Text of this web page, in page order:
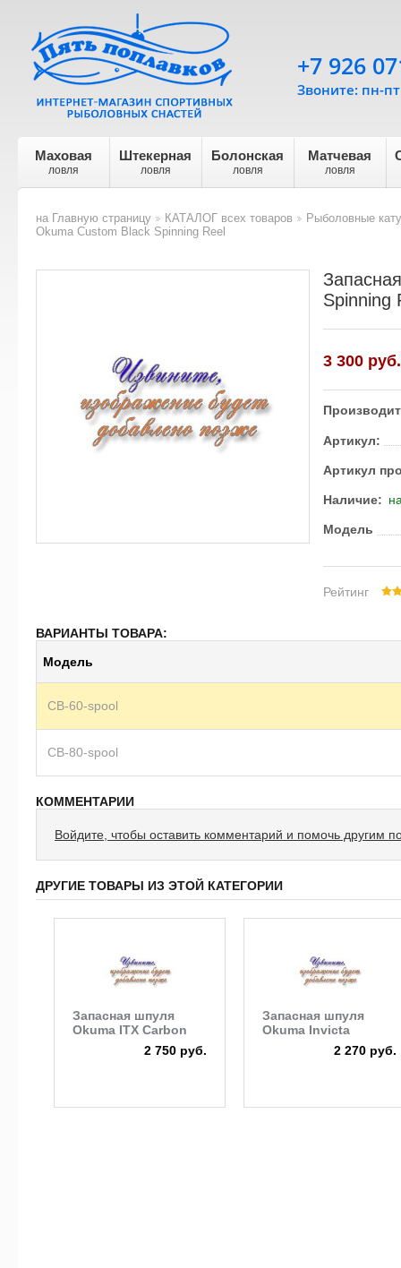
Маховая
ловля
Штекерная
ловля
Болонская
ловля
Матчевая
ловля
+7 926
Звоните: пн-
на Главную страницу
>
КАТАЛОГ всех товаров
Рыболовные
Okuma Custom Black Spinning Reel
Spinning
3 300 руб.
Артикул:
Артикул
Наличие:
Модель
Рейтинг
ВАРИАНТЫ ТОВАРА:
Модель
CB-60-spool
CB-80-spool
КОММЕНТАРИИ
Войдите, чтобы оставить комментарий и помочь другим
ДРУГИЕ ТОВАРЫ ИЗ ЭТОЙ КАТЕГОРИИ
Запасная шпуля
Okuma ITX Carbon
2 750 руб.
Запасная шпуля
Okuma Invicta
2 270 руб.